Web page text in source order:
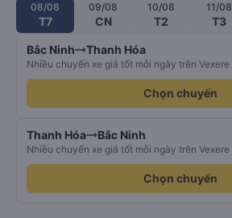
08/08
T7
09/08
CN
10/08
T2
11/08
T3
Bắc Ninh Thanh Hóa
Nhiều chuyến xe giá tốt mỗi ngày trên Vexere
Chọn chuyến
Thanh Hóa Bắc Ninh
Nhiều chuyến xe giá tốt mỗi ngày trên Vexere
Chọn chuyến